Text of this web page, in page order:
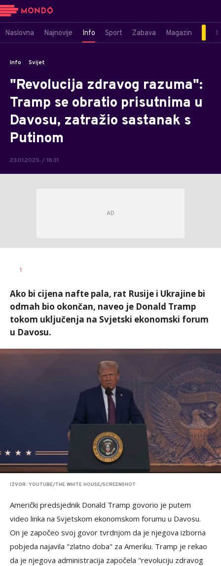
Naslovna Najnovije Info Sport Zabava Magazin
Info Svijet
"Revolucija zdravog razuma":
Tramp se obratio prisutnima u
Davosu, zatražio sastanak s
Putinom
23.01.2025. / 18:31
AUTOR
1
Ako bi cijena nafte pala, rat Rusije i Ukrajine bi
odmah bio okončan, naveo je Donald Tramp
tokom uključenja na Svjetski ekonomski forum
u Davosu.
IZVOR: YOUTUBE/THE WHITE HOUSE/SCREENSHOT
Američki predsjednik Donald Tramp govorio je putem
video linka na Svjetskom ekonomskom forumu u Davosu.
On je započeo svoj govor tvrdnjom da je njegova izborna
pobjeda najavila "zlatno doba" za Ameriku. Tramp je rekao
da je njegova administracija započela "revoluciju zdravog